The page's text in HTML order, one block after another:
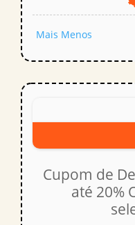
Mais Menos
Cupom de
até 20%